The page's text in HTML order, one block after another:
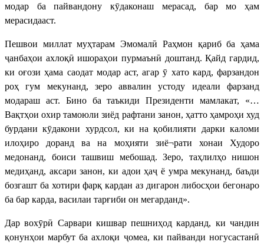
модар ба пайвандону кӯдаконаш мерасад, бар мо ҳам
мерасидааст.
Пешвои миллат муҳтарам Эмомалӣ Раҳмон қариб ба ҳама
ҷанбаҳои ахлоқӣ ишораҳои пурмаънӣ доштанд. Қайд гардид,
ки оғози ҳама саодат модар аст, агар ӯ хато кард, фарзандон
роҳ гум мекунанд, зеро аввалин устоду идеали фарзанд
модараш аст. Бино ба таъкиди Президенти мамлакат, «…
Вақтҳои охир тамоюли зиёд рафтани занон, ҳатто ҳамроҳи худ
бурдани кӯдакони хурдсол, ки на қобилияти дарки каломи
илоҳиро доранд ва на моҳияти зиё¬рати хонаи Худоро
медонанд, боиси ташвиш мебошад. Зеро, таҳлилҳо нишон
медиҳанд, аксари занон, ки адои ҳаҷ ё умра мекунанд, баъди
бозгашт ба хотири фарқ кардан аз дигарон либосҳои бегонаро
ба бар карда, василаи тарғиби он мегарданд».
Дар вохӯрӣ Сарвари кишвар пешниҳод карданд, ки чандин
қонунҳои марбут ба ахлоқи ҷомеа, ки пайванди ногусастанӣ